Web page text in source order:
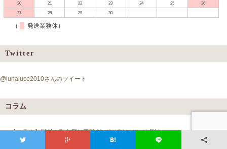
20
21 22 23 24 25
26
27
28 29 30
（ 発送業務休）
Twitter
@lunaluce2010さんのツイート
コラム
【コラム】帰省の手土産に素麺ギフトがオススメな理由
もうすぐお盆…、帰省を考えている方の中には、 帰省時の手土産どうしよう～～